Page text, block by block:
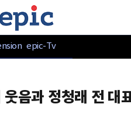
epic-Tv
음과 정청래 전 대